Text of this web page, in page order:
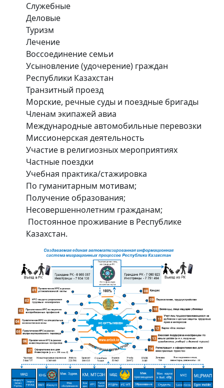
Служебные
Деловые
Туризм
Лечение
Воссоединение семьи
Усыновление (удочерение) граждан
Республики Казахстан
Транзитный проезд
Морские, речные суды и поездные бригады
Членам экипажей авиа
Международные автомобильные перевозки
Миссионерская деятельность
Участие в религиозных мероприятиях
Частные поездки
Учебная практика/стажировка
По гуманитарным мотивам;
Получение образования;
Несовершеннолетним гражданам;
Постоянное проживание в Республике
Казахстан.